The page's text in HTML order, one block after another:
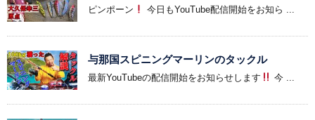
ピンポーン 今日もYouTube配信開始をお知ら ...
与那国スピニングマーリンのタックル
最新YouTubeの配信開始をお知らせします 今 ...